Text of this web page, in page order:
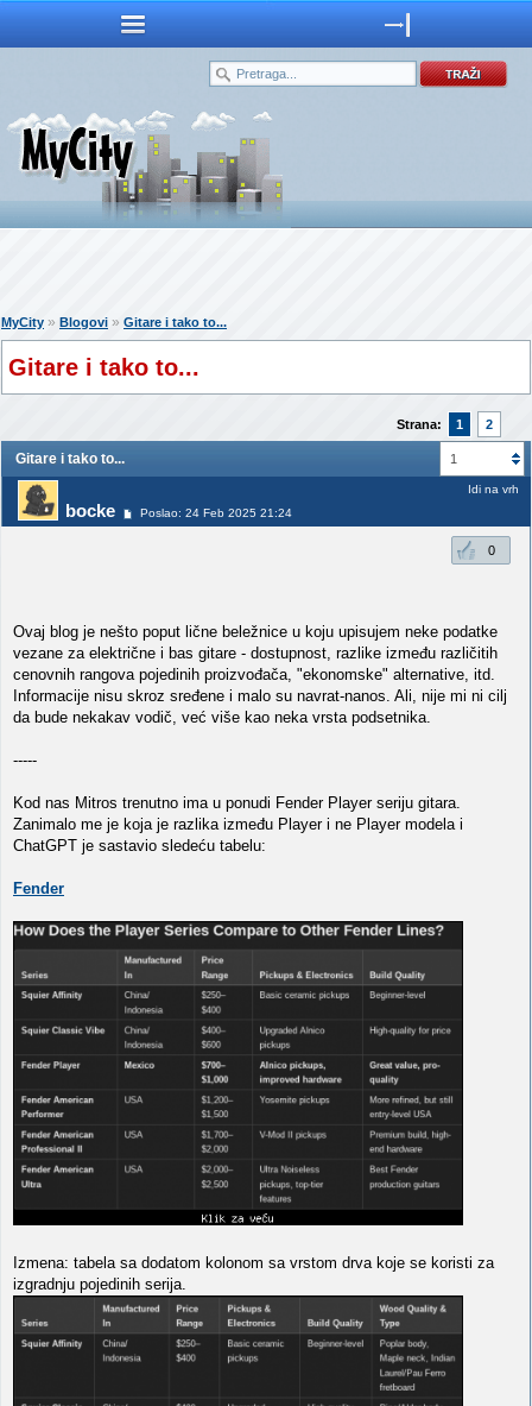
MyCity » Blogovi » Gitare i tako to...
Gitare i tako to...
Strana: 1 2
1
Gitare i tako to...
bocke Poslao: 24 Feb 2025 21:24
Idi na vrh
0
Ovaj blog je nešto poput lične beležnice u koju upisujem neke podatke
vezane za električne i bas gitare - dostupnost, razlike između različitih
cenovnih rangova pojedinih proizvođača, "ekonomske" alternative, itd.
Informacije nisu skroz sređene i malo su navrat-nanos. Ali, nije mi ni cilj
da bude nekakav vodič, već više kao neka vrsta podsetnika.
-----
Kod nas Mitros trenutno ima u ponudi Fender Player seriju gitara.
Zanimalo me je koja je razlika između Player i ne Player modela i
ChatGPT je sastavio sledeću tabelu:
Fender
Izmena: tabela sa dodatom kolonom sa vrstom drva koje se koristi za
izgradnju pojedinih serija.